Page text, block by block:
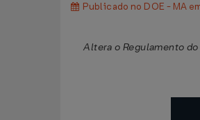
Publicado no DOE - MA
Altera o Regulamento